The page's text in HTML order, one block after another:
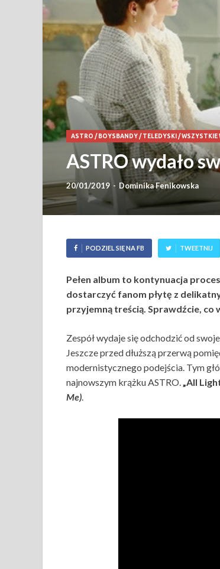
ASTRO / BOYSBANDY/ TELEDYSKI /WSZYSTKIE
ASTRO wydało
20/01/2019 - Dominika Fenikowska
PODZIEL SIĘ NA FB TWEETNIJ
Pełen album to kontynuacja
dostarczyć fanom płytę z
przyjemną treścią. Sprawdźcie, co
Zespół wydaje się odchodzić od
Jeszcze przed dłuższą przerwą
modernistycznego podejścia. Tym
najnowszym krążku ASTRO.„All
Me).